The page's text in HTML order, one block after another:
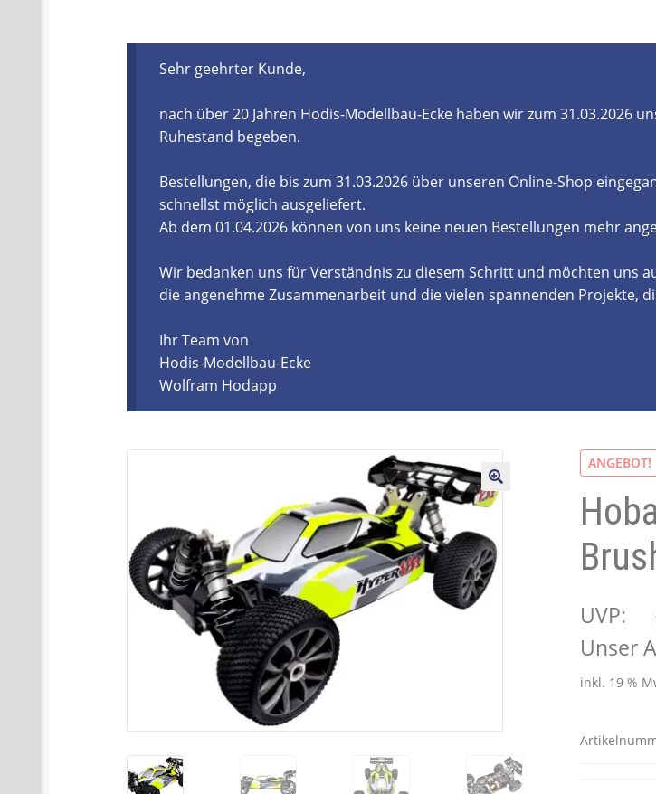
Öle- und Schmierstoff Verordnung
Datenschutzerklärung Impressum
Sehr geehrter Kunde,
nach über 20 Jahren Hodis-Modellbau-Ecke haben wir zum 31.03.2026
Ruhestand begeben.
Bestellungen, die bis zum 31.03.2026 über unseren Online-Shop
schnellst möglich ausgeliefert.
Ab dem 01.04.2026 können von uns keine neuen Bestellungen mehr
Wir bedanken uns für Verständnis zu diesem Schritt und möchten uns
die angenehme Zusammenarbeit und die vielen spannenden Projekte,
Ihr Team von
Hodis-Modellbau-Ecke
Wolfram Hodapp
ANGEBOT!
🔍
UVP:
Preis
574,90
Unser
inkl. 19 %